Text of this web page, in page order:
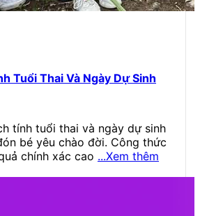
Tuổi Thai Và Ngày Dự Sinh
tính tuổi thai và ngày dự sinh
bé yêu chào đời. Công thức
chính xác cao ...Xem thêm